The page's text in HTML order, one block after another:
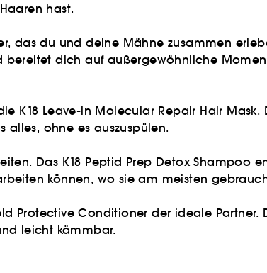
hast.
das du und deine Mähne zusammen
dich auf außergewöhnliche
K18 Leave-in Molecular Repair Hair Mask.
alles, ohne es auszuspülen.
Das K18 Peptid Prep Detox Shampoo
können, wo sie am meisten
ProtectiveConditioner der ideale Partner.
leicht kämmbar.